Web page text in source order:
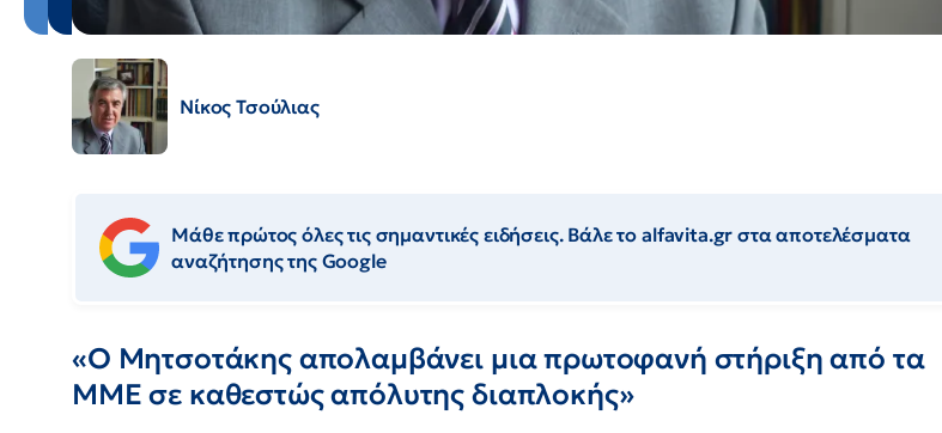
Νίκος Τσούλιας
Μάθε πρώτος όλες τις σημαντικές ειδήσεις. Βάλε το alfavita.gr στα αποτελέσματα
αναζήτησης της Google
«Ο Μητσοτάκης απολαμβάνει μια πρωτοφανή στήριξη από τα
ΜΜΕ σε καθεστώς απόλυτης διαπλοκής»